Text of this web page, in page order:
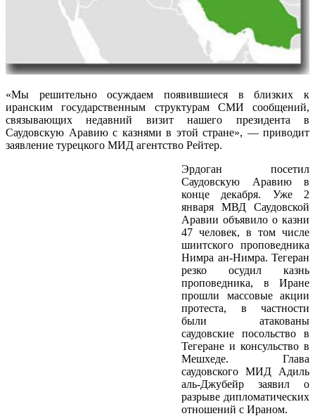
«Мы решительно осуждаем появившиеся в близких к
иранским государственным структурам СМИ сообщений,
связывающих недавний визит нашего президента в
Саудовскую Аравию с казнями в этой стране», — приводит
заявление турецкого МИД агентство Рейтер.
Эрдоган посетил
Саудовскую Аравию в
конце декабря. Уже 2
января МВД Саудовской
Аравии объявило о казни
47 человек, в том числе
шиитского проповедника
Нимра ан-Нимра. Тегеран
резко осудил казнь
проповедника, в Иране
прошли массовые акции
протеста, в частности
были атакованы
саудовские посольство в
Тегеране и консульство в
Мешхеде. Глава
саудовского МИД Адиль
аль-Джубейр заявил о
разрыве дипломатических
отношений с Ираном.